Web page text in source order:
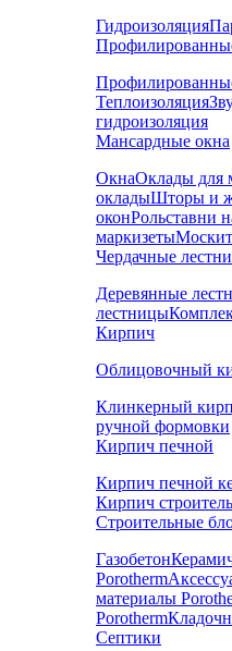
Гидроизоляция
Теплоизоляция
гидроизоляция
Мансардные окна
ОкнаОклады для
окладыШторы и
оконРольставни
маркизеты
Чердачные
Деревянные
лестницы
Кирпич
Облицовочный
Клинкерный
ручной формовки
Кирпич печной
Кирпич печной
Кирпич
Строительные
Газобетон
Porotherm
материалы
Porotherm
Септики